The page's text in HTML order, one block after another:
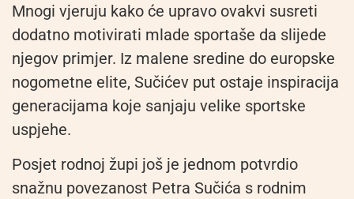
Mnogi vjeruju kako će upravo ovakvi susreti
dodatno motivirati mlade sportaše da slijede
njegov primjer. Iz malene sredine do europske
nogometne elite, Sučićev put ostaje inspiracija
generacijama koje sanjaju velike sportske
uspjehe.
Posjet rodnoj župi još je jednom potvrdio
snažnu povezanost Petra Sučića s rodnim